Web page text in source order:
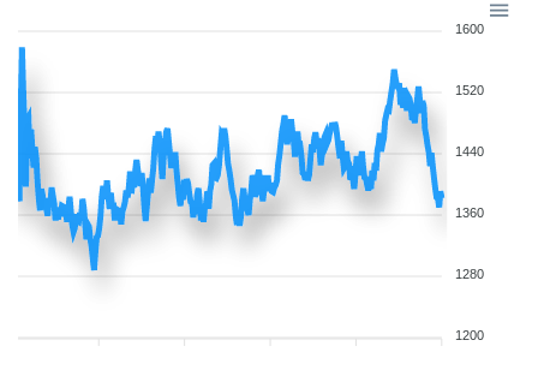
1600
1520
1440
1360
1280
1200